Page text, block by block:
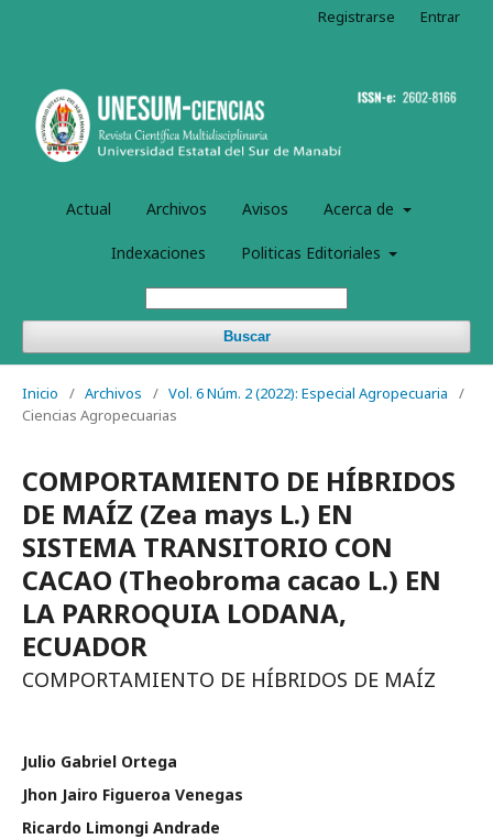
Actual Archivos Avisos Acerca de
Indexaciones Politicas Editoriales
Buscar
Registrarse Entrar
Inicio / Archivos / Vol. 6 Núm. 2 (2022): Especial Agropecuaria
/
Ciencias Agropecuarias
COMPORTAMIENTO DE HÍBRIDOS
DE MAÍZ (Zea mays L.) EN
SISTEMA TRANSITORIO CON
CACAO (Theobroma cacao L.) EN
LA PARROQUIA LODANA,
ECUADOR
COMPORTAMIENTO DE HÍBRIDOS DE MAÍZ
Julio Gabriel Ortega
Jhon Jairo Figueroa Venegas
Ricardo Limongi Andrade